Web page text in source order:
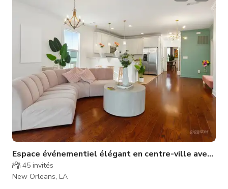
de chez vous pendant votre incursion dans l'excitation. Cet
espace est au cœur de toute l'action de notre rue ma
Espace événementiel élégant en centre-ville avec
45 invités
New Orleans, LA